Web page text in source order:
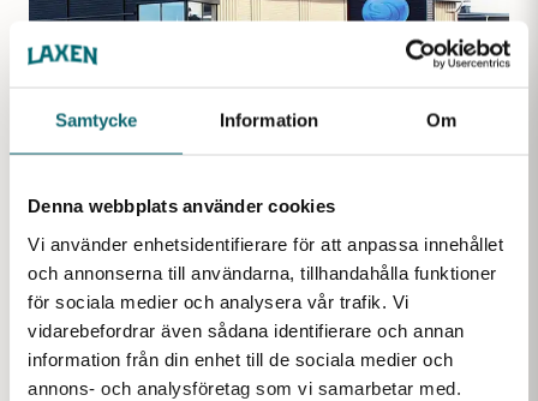
Samtycke Information Om
Denna webbplats använder cookies
Vi använder enhetsidentifierare för att anpassa innehållet
och annonserna till användarna, tillhandahålla funktioner
för sociala medier och analysera vår trafik. Vi
vidarebefordrar även sådana identifierare och annan
information från din enhet till de sociala medier och
annons- och analysföretag som vi samarbetar med.
Upptäck Laxen Specialnät
Vi på Laxen.com är specialiserade på friluftsartiklar
för nordiska klimat. Vi säljer och skräddarsyr fiskenät,
transportnät, skyddsnät samt idrottsnät för alla
tänkbara ändamål. Vi har även rundbalsnät och hönät
för hästar, regnkläder, flytoveraller, issågar och